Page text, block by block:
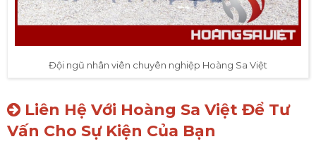
Đội ngũ nhân viên chuyên nghiệp Hoàng Sa Việt
Liên Hệ Với Hoàng Sa Việt Để Tư
Vấn Cho Sự Kiện Của Bạn